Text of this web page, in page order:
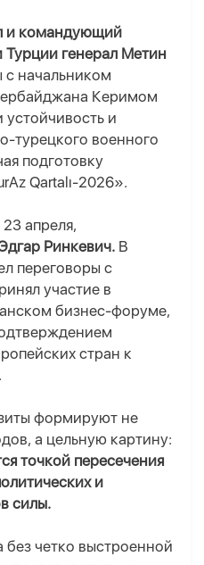
и командующий
генерал Метин
с начальником
Керимом
и
турецкого военного
подготовку
Qartalı-2026».
апреля,
Ринкевич. В
переговоры с
участие в
бизнес-форуме,
стран к
формируют не
а цельную картину:
точкой пересечения
и
силы.
четко выстроенной